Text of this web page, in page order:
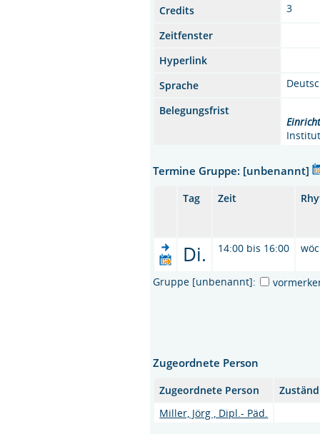
Credits
3
Zeitfenster
Hyperlink
Sprache
Belegungsfrist
Termine Gruppe: [unbenannt]
Tag Zeit
Di. 14:00 bis 16:00
Gruppe [unbenannt]:
Zugeordnete Person
Zugeordnete Person
Miller, Jörg , Dipl.- Päd.